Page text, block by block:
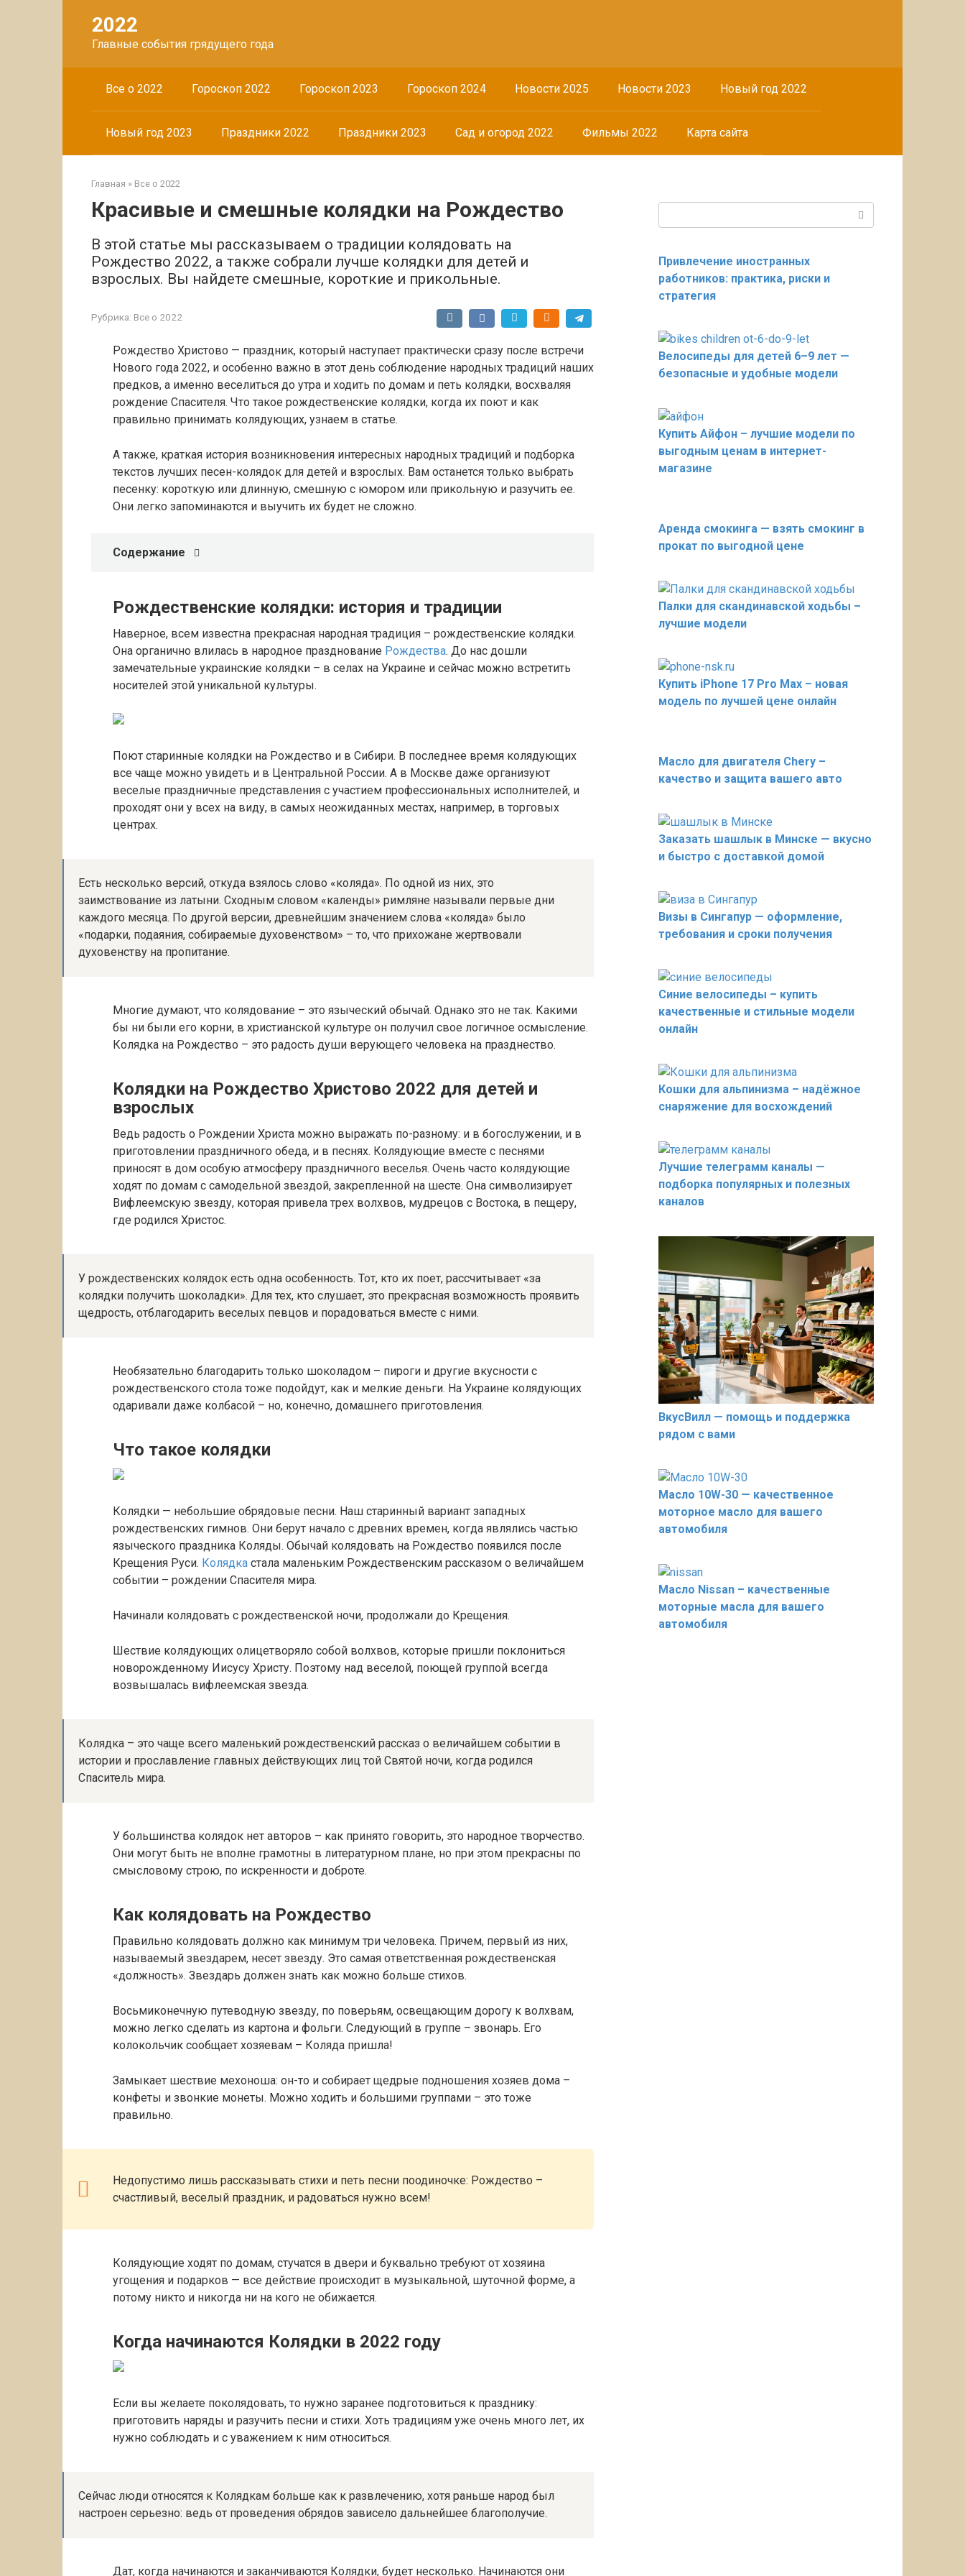
2022
Главные события грядущего года
Все о 2022 Гороскоп 2022 Гороскоп 2023 Гороскоп 2024 Новости 2025 Новости 2023 Новый год 2022
Новый год 2023 Праздники 2022 Праздники 2023 Сад и огород 2022 Фильмы 2022 Карта сайта
Главная » Все о 2022
Красивые и смешные колядки на Рождество
В этой статье мы рассказываем о традиции колядовать на
Рождество 2022, а также собрали лучше колядки для детей и
взрослых. Вы найдете смешные, короткие и прикольные.
Рубрика: Все о 2022
Рождество Христово — праздник, который наступает практически сразу после встречи
Нового года 2022, и особенно важно в этот день соблюдение народных традиций наших
предков, а именно веселиться до утра и ходить по домам и петь колядки, восхваляя
рождение Спасителя. Что такое рождественские колядки, когда их поют и как
правильно принимать колядующих, узнаем в статье.
А также, краткая история возникновения интересных народных традиций и подборка
текстов лучших песен-колядок для детей и взрослых. Вам останется только выбрать
песенку: короткую или длинную, смешную с юмором или прикольную и разучить ее.
Они легко запоминаются и выучить их будет не сложно.
Содержание
Рождественские колядки: история и традиции
Наверное, всем известна прекрасная народная традиция – рождественские колядки.
Она органично влилась в народное празднование Рождества. До нас дошли
замечательные украинские колядки – в селах на Украине и сейчас можно встретить
носителей этой уникальной культуры.
Поют старинные колядки на Рождество и в Сибири. В последнее время колядующих
все чаще можно увидеть и в Центральной России. А в Москве даже организуют
веселые праздничные представления с участием профессиональных исполнителей, и
проходят они у всех на виду, в самых неожиданных местах, например, в торговых
центрах.
Есть несколько версий, откуда взялось слово «коляда». По одной из них, это
заимствование из латыни. Сходным словом «календы» римляне называли первые дни
каждого месяца. По другой версии, древнейшим значением слова «коляда» было
«подарки, подаяния, собираемые духовенством» – то, что прихожане жертвовали
духовенству на пропитание.
Многие думают, что колядование – это языческий обычай. Однако это не так. Какими
бы ни были его корни, в христианской культуре он получил свое логичное осмысление.
Колядка на Рождество – это радость души верующего человека на празднество.
Колядки на Рождество Христово 2022 для детей и
взрослых
Ведь радость о Рождении Христа можно выражать по-разному: и в богослужении, и в
приготовлении праздничного обеда, и в песнях. Колядующие вместе с песнями
приносят в дом особую атмосферу праздничного веселья. Очень часто колядующие
ходят по домам с самодельной звездой, закрепленной на шесте. Она символизирует
Вифлеемскую звезду, которая привела трех волхвов, мудрецов с Востока, в пещеру,
где родился Христос.
У рождественских колядок есть одна особенность. Тот, кто их поет, рассчитывает «за
колядки получить шоколадки». Для тех, кто слушает, это прекрасная возможность проявить
щедрость, отблагодарить веселых певцов и порадоваться вместе с ними.
Необязательно благодарить только шоколадом – пироги и другие вкусности с
рождественского стола тоже подойдут, как и мелкие деньги. На Украине колядующих
одаривали даже колбасой – но, конечно, домашнего приготовления.
Что такое колядки
Колядки — небольшие обрядовые песни. Наш старинный вариант западных
рождественских гимнов. Они берут начало с древних времен, когда являлись частью
языческого праздника Коляды. Обычай колядовать на Рождество появился после
Крещения Руси. Колядка стала маленьким Рождественским рассказом о величайшем
событии – рождении Спасителя мира.
Начинали колядовать с рождественской ночи, продолжали до Крещения.
Шествие колядующих олицетворяло собой волхвов, которые пришли поклониться
новорожденному Иисусу Христу. Поэтому над веселой, поющей группой всегда
возвышалась вифлеемская звезда.
Колядка – это чаще всего маленький рождественский рассказ о величайшем событии в
истории и прославление главных действующих лиц той Святой ночи, когда родился
Спаситель мира.
У большинства колядок нет авторов – как принято говорить, это народное творчество.
Они могут быть не вполне грамотны в литературном плане, но при этом прекрасны по
смысловому строю, по искренности и доброте.
Как колядовать на Рождество
Правильно колядовать должно как минимум три человека. Причем, первый из них,
называемый звездарем, несет звезду. Это самая ответственная рождественская
«должность». Звездарь должен знать как можно больше стихов.
Восьмиконечную путеводную звезду, по поверьям, освещающим дорогу к волхвам,
можно легко сделать из картона и фольги. Следующий в группе – звонарь. Его
колокольчик сообщает хозяевам – Коляда пришла!
Замыкает шествие мехоноша: он-то и собирает щедрые подношения хозяев дома –
конфеты и звонкие монеты. Можно ходить и большими группами – это тоже
правильно.
Недопустимо лишь рассказывать стихи и петь песни поодиночке: Рождество –
счастливый, веселый праздник, и радоваться нужно всем!
Колядующие ходят по домам, стучатся в двери и буквально требуют от хозяина
угощения и подарков — все действие происходит в музыкальной, шуточной форме, а
потому никто и никогда ни на кого не обижается.
Когда начинаются Колядки в 2022 году
Если вы желаете поколядовать, то нужно заранее подготовиться к празднику:
приготовить наряды и разучить песни и стихи. Хоть традициям уже очень много лет, их
нужно соблюдать и с уважением к ним относиться.
Сейчас люди относятся к Колядкам больше как к развлечению, хотя раньше народ был
настроен серьезно: ведь от проведения обрядов зависело дальнейшее благополучие.
Дат, когда начинаются и заканчиваются Колядки, будет несколько. Начинаются они
Привлечение иностранных
работников: практика, риски и
стратегия
Велосипеды для детей 6–9 лет —
безопасные и удобные модели
Купить Айфон – лучшие модели по
выгодным ценам в интернет-
магазине
Аренда смокинга — взять смокинг в
прокат по выгодной цене
Палки для скандинавской ходьбы –
лучшие модели
Купить iPhone 17 Pro Max – новая
модель по лучшей цене онлайн
Масло для двигателя Chery –
качество и защита вашего авто
Заказать шашлык в Минске — вкусно
и быстро с доставкой домой
Визы в Сингапур — оформление,
требования и сроки получения
Синие велосипеды – купить
качественные и стильные модели
онлайн
Кошки для альпинизма – надёжное
снаряжение для восхождений
Лучшие телеграмм каналы —
подборка популярных и полезных
каналов
ВкусВилл — помощь и поддержка
рядом с вами
Масло 10W-30 — качественное
моторное масло для вашего
автомобиля
Масло Nissan – качественные
моторные масла для вашего
автомобиля